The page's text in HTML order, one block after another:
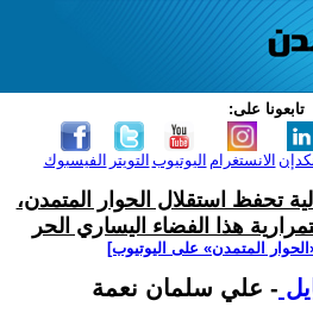
تابعونا على:
الفيسبوك التويتر اليوتيوب الانستغرام
تحفظ استقلال الحوار المتمدن،
هذا الفضاء اليساري الحر
المتمدن» على اليوتيوب]
- علي سلمان نعمة